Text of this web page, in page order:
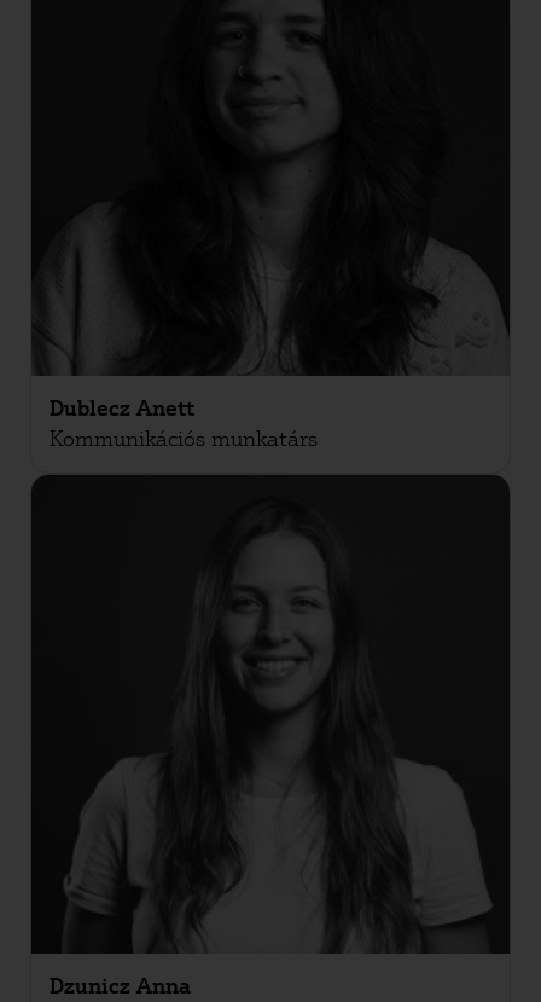
Dublecz Anett
Kommunikációs munkatárs
Dzunicz Anna